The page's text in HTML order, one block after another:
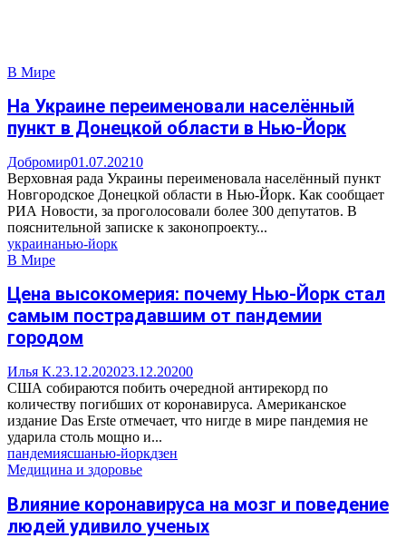
В Мире
На Украине переименовали населённый
пункт в Донецкой области в Нью-Йорк
Добромир01.07.20210
Верховная рада Украины переименовала населённый пункт
Новгородское Донецкой области в Нью-Йорк. Как сообщает
РИА Новости, за проголосовали более 300 депутатов. В
пояснительной записке к законопроекту...
украинанью-йорк
В Мире
Цена высокомерия: почему Нью-Йорк стал
самым пострадавшим от пандемии
городом
Илья К.23.12.202023.12.20200
США собираются побить очередной антирекорд по
количеству погибших от коронавируса. Американское
издание Das Erste отмечает, что нигде в мире пандемия не
ударила столь мощно и...
пандемиясшанью-йоркдзен
Медицина и здоровье
Влияние коронавируса на мозг и поведение
людей удивило ученых